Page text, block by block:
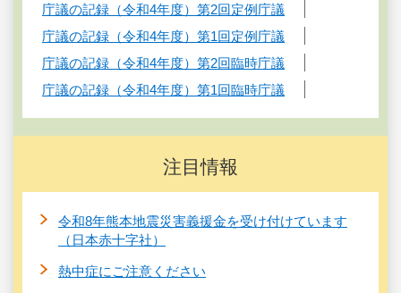
庁議の記録（令和4年度）第2回定例庁議
庁議の記録（令和4年度）第1回定例庁議
庁議の記録（令和4年度）第2回臨時庁議
庁議の記録（令和4年度）第1回臨時庁議
注目情報
令和8年熊本地震災害義援金を受け付けています
（日本赤十字社）
熱中症にご注意ください